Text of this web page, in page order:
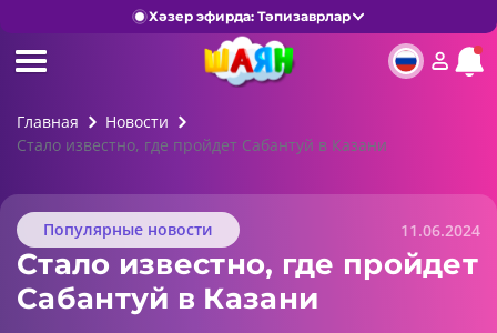
Хәзер эфирда: Тәпизаврлар
Главная
Новости
Стало известно, где пройдет Сабантуй в Казани
Популярные новости 11.06.2024
Стало известно, где пройдет
Сабантуй в Казани